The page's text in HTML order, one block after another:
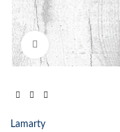
Увеличить
Lamarty